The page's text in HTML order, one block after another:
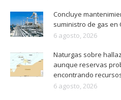
Concluye
suministro de gas en
6 agosto, 2026
Naturgas sobre
aunque reservas
encontrando
6 agosto, 2026